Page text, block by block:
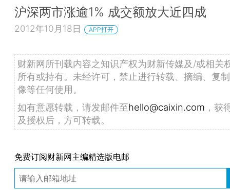
沪深两市涨逾1% 成交额放大近四成
2012年10月18日 APP打开
财新网所刊载内容之知识产权为财新传媒及/或相关
所有或持有。未经许可，禁止进行转载、摘编、复
像等任何使用。
如有意愿转载，请发邮件至hello@caixin.com ，获
及授权后，方可转载。
免费订阅财新网主编精选版电邮